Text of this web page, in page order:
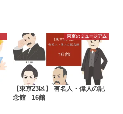
東京のミュージアム
【東京23区】 有名人・偉人の記
念館 16館